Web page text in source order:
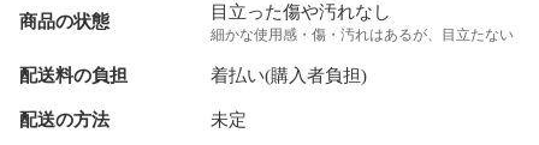
商品の状態 目立った傷や汚れなし
細かな使用感・傷・汚れはあるが、目立たない
配送料の負担 着払い(購入者負担)
配送の方法 未定